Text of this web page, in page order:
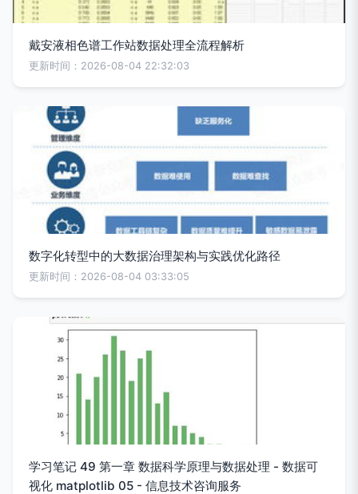
戴安液相色谱工作站数据处理全流程解析
更新时间：2026-08-04 22:32:03
数字化转型中的大数据治理架构与实践优化路径
更新时间：2026-08-04 03:33:05
学习笔记 49 第一章 数据科学原理与数据处理 - 数据可
视化 matplotlib 05 - 信息技术咨询服务